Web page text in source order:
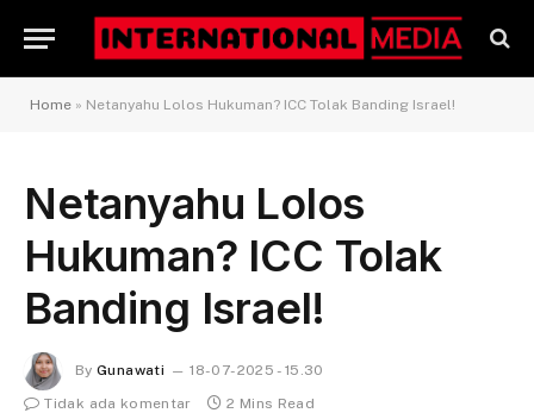
Home » Netanyahu Lolos Hukuman? ICC Tolak Banding Israel!
Netanyahu Lolos
Hukuman? ICC Tolak
Banding Israel!
By Gunawati
18-07-2025 - 15.30
Tidak ada komentar
2 Mins Read